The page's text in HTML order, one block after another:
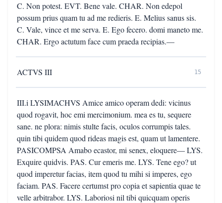
C. Non potest. EVT. Bene vale. CHAR. Non edepol
possum prius quam tu ad me redieris. E. Melius sanus sis.
C. Vale, vince et me serva. E. Ego fecero. domi maneto me.
CHAR. Ergo actutum face cum praeda recipias.—
ACTVS III 15
III.i LYSIMACHVS Amice amico operam dedi: vicinus
quod rogavit, hoc emi mercimonium. mea es tu, sequere
sane. ne plora: nimis stulte facis, oculos corrumpis tales.
quin tibi quidem quod rideas magis est, quam ut lamentere.
PASICOMPSA Amabo ecastor, mi senex, eloquere— LYS.
Exquire quidvis. PAS. Cur emeris me. LYS. Tene ego? ut
quod imperetur facias, item quod tu mihi si imperes, ego
faciam. PAS. Facere certumst pro copia et sapientia quae te
velle arbitrabor. LYS. Laboriosi nil tibi quicquam operis